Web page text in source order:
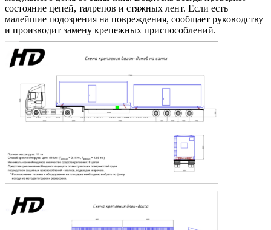
состояние цепей, талрепов и стяжных лент. Если есть
малейшие подозрения на повреждения, сообщает руководству
и производит замену крепежных приспособлений.